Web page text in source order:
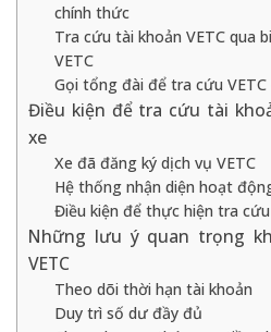
chính thức
Tra cứu tài khoản VETC qua
VETC
Gọi tổng đài để tra cứu VETC
Điều kiện để tra cứu tài
xe
Xe đã đăng ký dịch vụ VETC
Hệ thống nhận diện hoạt
Điều kiện để thực hiện tra
Những lưu ý quan trọng
VETC
Theo dõi thời hạn tài khoản
Duy trì số dư đầy đủ